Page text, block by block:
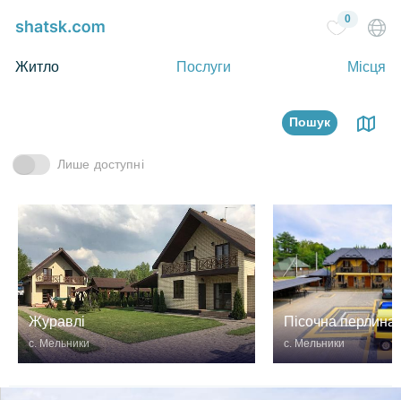
Житло Послуги Місця
0
Пошук
Лише доступні
Журавлі
с. Мельники
Пісочна перлина
с. Мельники